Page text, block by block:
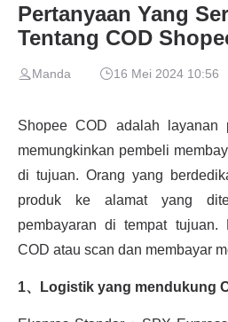
Pertanyaan Yang
Tentang COD
Manda 16 Mei 2024 10:56